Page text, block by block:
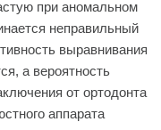
при аномальном
неправильный
выравнивания
а вероятность
от ортодонта
аппарата